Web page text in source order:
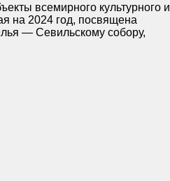
всемирного культурного и
на 2024 год, посвящена
— Севильскому собору,